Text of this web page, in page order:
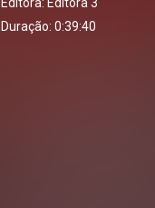
Duração: 0:39:40